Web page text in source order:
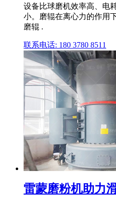
设备比球磨机效率高、电
小。磨辊在离心力的作用
磨辊 .
联系电话: 180 3780 8511
雷蒙磨粉机助力